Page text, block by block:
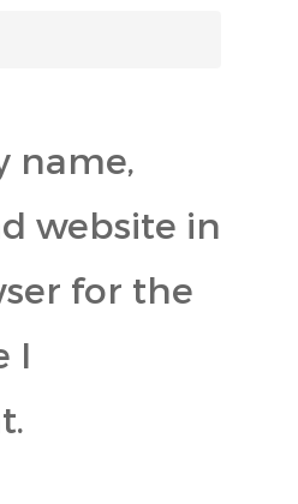
name,
website in
for the
I